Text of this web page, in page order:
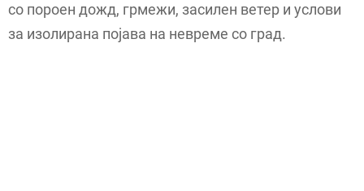
со пороен дожд, грмежи, засилен ветер и услови
за изолирана појава на невреме со град.